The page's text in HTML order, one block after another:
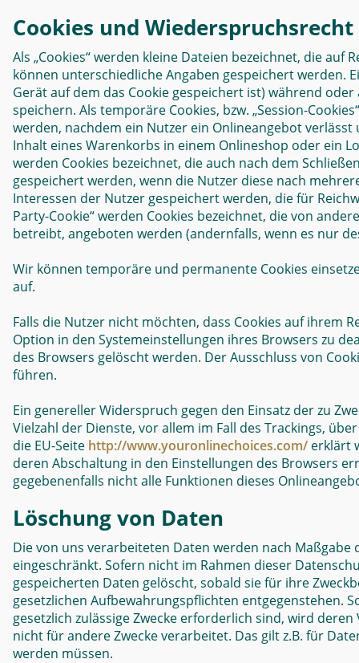
Cookies und
Als „Cookies“ werden kleine Dateien bezeichnet, die
können unterschiedliche Angaben gespeichert werden.
Gerät auf dem das Cookie gespeichert ist) während
speichern. Als temporäre Cookies, bzw. „Session-
werden, nachdem ein Nutzer ein Onlineangebot
Inhalt eines Warenkorbs in einem Onlineshop oder ein
werden Cookies bezeichnet, die auch nach dem
gespeichert werden, wenn die Nutzer diese nach
Interessen der Nutzer gespeichert werden, die für
Party-Cookie“ werden Cookies bezeichnet, die von
betreibt, angeboten werden (andernfalls, wenn es nur
Wir können temporäre und permanente Cookies
auf.
Falls die Nutzer nicht möchten, dass Cookies auf ihrem
Option in den Systemeinstellungen ihres Browsers zu
des Browsers gelöscht werden. Der Ausschluss von
führen.
Ein genereller Widerspruch gegen den Einsatz der zu
Vielzahl der Dienste, vor allem im Fall des Trackings,
die EU-Seite http://www.youronlinechoices.com/ erklärt
deren Abschaltung in den Einstellungen des Browsers
gegebenenfalls nicht alle Funktionen dieses
Löschung von Daten
Die von uns verarbeiteten Daten werden nach
eingeschränkt. Sofern nicht im Rahmen dieser
gespeicherten Daten gelöscht, sobald sie für ihre
gesetzlichen Aufbewahrungspflichten entgegenstehen.
gesetzlich zulässige Zwecke erforderlich sind, wird
nicht für andere Zwecke verarbeitet. Das gilt z.B. für
werden müssen.